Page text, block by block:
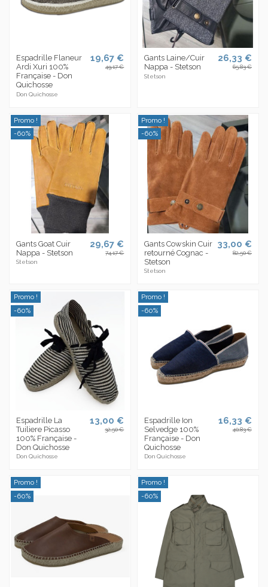
Espadrille Flaneur
Ardi Xuri 100%
Française - Don
Quichosse
Don Quichosse
19,67 €
49,17 €
Gants Laine/Cuir
Nappa - Stetson
Stetson
26,33 €
65,83 €
Promo !
-60%
Gants Goat Cuir
Nappa - Stetson
Stetson
29,67 €
74,17 €
Promo !
-60%
Gants Cowskin Cuir
retourné Cognac -
Stetson
Stetson
33,00 €
82,50 €
Promo !
-60%
Espadrille La
Tuiliere Picasso
100% Française -
Don Quichosse
Don Quichosse
13,00 €
32,50 €
Promo !
-60%
Espadrille Ion
Selvedge 100%
Française - Don
Quichosse
Don Quichosse
16,33 €
40,83 €
Promo !
-60%
Promo !
-60%